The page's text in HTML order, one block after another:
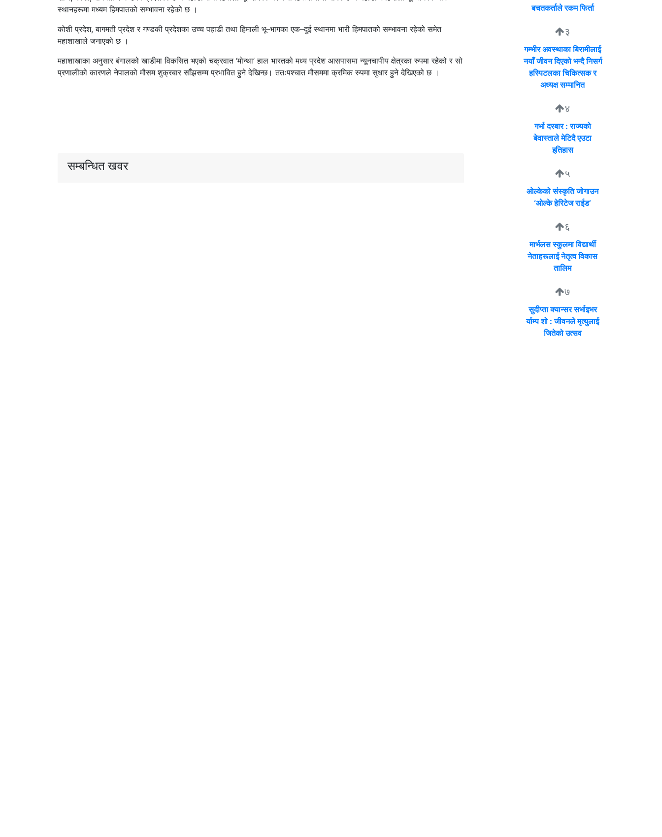
स्थानहरूमा मध्यम हिमपातको सम्भावना रहेको छ ।
कोशी प्रदेश, बागमती प्रदेश र गण्डकी प्रदेशका उच्च पहाडी तथा हिमाली भू–भागका एक–दुई स्थानमा भारी हिमपातको सम्भावना रहेको समेत
महाशाखाले जनाएको छ ।
महाशाखाका अनुसार बंगालको खाडीमा विकसित भएको चक्रवात ‘मोन्था’ हाल भारतको मध्य प्रदेश आसपासमा न्यूनचापीय क्षेत्रका रुपमा रहेको र सो
प्रणालीको कारणले नेपालको मौसम शुक्रबार साँझसम्म प्रभावित हुने देखिन्छ। ततःपश्चात मौसममा क्रमिक रुपमा सुधार हुने देखिएको छ ।
सम्बन्धित खवर
बचतकर्ताले रकम फिर्ता
३
गम्भीर अवस्थाका बिरामीलाई
नयाँ जीवन दिएको भन्दै निसर्ग
हस्पिटलका चिकित्सक र
अध्यक्ष सम्मानित
४
गर्भा दरबार : राज्यको
बेवास्ताले मेटिदै एउटा
इतिहास
५
ओल्केको संस्कृति जोगाउन
‘ओल्के हेरिटेज राईड’
६
मार्भलस स्कुलमा विद्यार्थी
नेताहरूलाई नेतृत्व विकास
तालिम
७
सुदीप्ता क्यान्सर सर्भाइभर
र्याम्प शो : जीवनले मृत्युलाई
जितेको उत्सव